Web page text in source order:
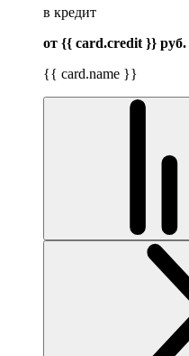
в кредит
от {{ card.credit }} руб.
{{ card.name }}